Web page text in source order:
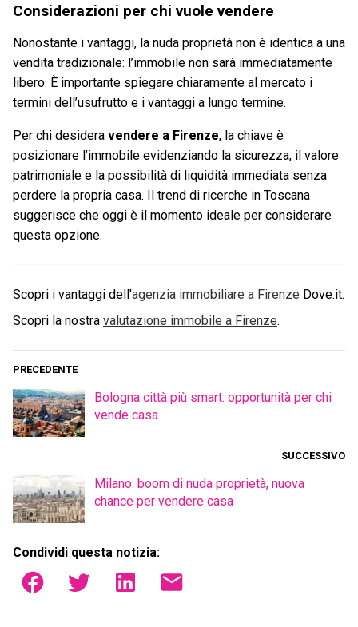
Considerazioni per chi vuole vendere
Nonostante i vantaggi, la nuda proprietà non è identica a una
vendita tradizionale: l’immobile non sarà immediatamente
libero. È importante spiegare chiaramente al mercato i
termini dell’usufrutto e i vantaggi a lungo termine.
Per chi desidera vendere a Firenze, la chiave è
posizionare l’immobile evidenziando la sicurezza, il valore
patrimoniale e la possibilità di liquidità immediata senza
perdere la propria casa. Il trend di ricerche in Toscana
suggerisce che oggi è il momento ideale per considerare
questa opzione.
Scopri i vantaggi dell'agenzia immobiliare a Firenze Dove.it.
Scopri la nostra valutazione immobile a Firenze.
PRECEDENTE
Bologna città più smart: opportunità per chi
vende casa
SUCCESSIVO
Milano: boom di nuda proprietà, nuova
chance per vendere casa
Condividi questa notizia: